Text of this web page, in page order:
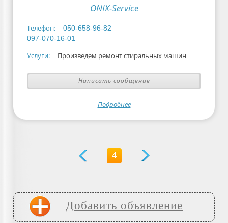
ONIX-Service
Телефон:
050-658-96-82
097-070-16-01
Услуги: Произведем ремонт стиральных машин
Написать сообщение
Подробнее
4
Добавить объявление